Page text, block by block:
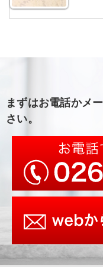
まずはお電話かメ
さい。